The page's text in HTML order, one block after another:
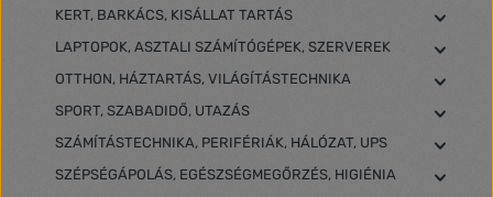
KERT, BARKÁCS, KISÁLLAT TARTÁS
LAPTOPOK, ASZTALI SZÁMÍTÓGÉPEK, SZERVEREK
OTTHON, HÁZTARTÁS, VILÁGÍTÁSTECHNIKA
SPORT, SZABADIDŐ, UTAZÁS
SZÁMÍTÁSTECHNIKA, PERIFÉRIÁK, HÁLÓZAT, UPS
SZÉPSÉGÁPOLÁS, EGÉSZSÉGMEGŐRZÉS, HIGIÉNIA